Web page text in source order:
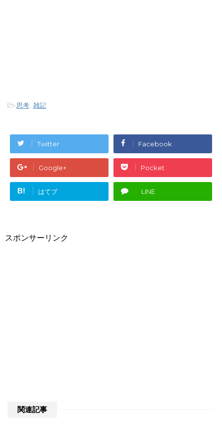
-思考, 雑記
Twitter Facebook
Google+ Pocket
B! はてブ LINE
スポンサーリンク
関連記事